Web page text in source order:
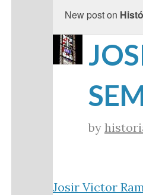
New post on
by
Josir Victor